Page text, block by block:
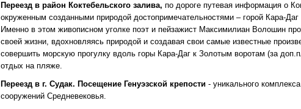
Переезд в район Коктебельского залива, по дороге путевая информация о
окруженным созданными природой достопримечательностями – горой Кара-
Именно в этом живописном уголке поэт и пейзажист Максимилиан Волошин
своей жизни, вдохновляясь природой и создавая свои самые известные
совершить морскую прогулку вдоль горы Кара-Даг к Золотым воротам (за
отдых на пляже.
Переезд в г. Судак. Посещение Генуэзской крепости - уникального
сооружений Средневековья.